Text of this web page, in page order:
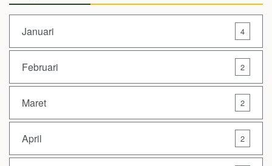
Januari 4
Februari 2
Maret 2
April 2